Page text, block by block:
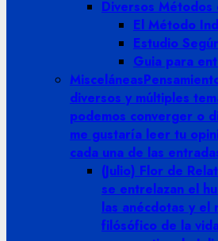
Diversos Métodos
El Método
Estudio
Guia para
Misceláneas
diversos y múltiples
podemos converger o
me gustaría leer tu
cada una de las
(Julio) Flor de
se entrelazan el
las anécdotas y el
filósófico de la